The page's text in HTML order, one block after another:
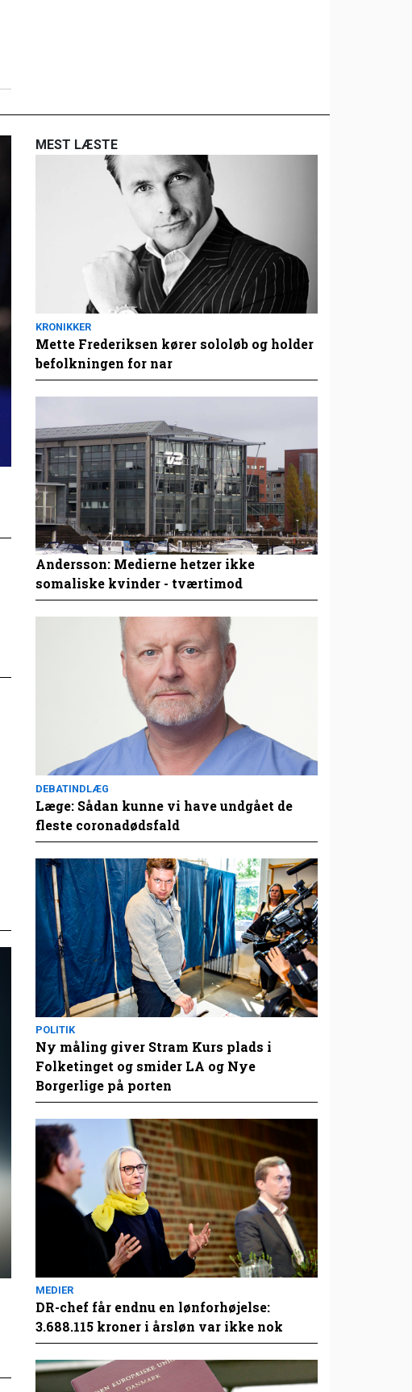
MEST LÆSTE
KRONIKKER
Mette Frederiksen kører sololøb og holder
befolkningen for nar
Andersson: Medierne hetzer ikke
somaliske kvinder - tværtimod
DEBATINDLÆG
Læge: Sådan kunne vi have undgået de
fleste coronadødsfald
POLITIK
Ny måling giver Stram Kurs plads i
Folketinget og smider LA og Nye
Borgerlige på porten
MEDIER
DR-chef får endnu en lønforhøjelse:
3.688.115 kroner i årsløn var ikke nok